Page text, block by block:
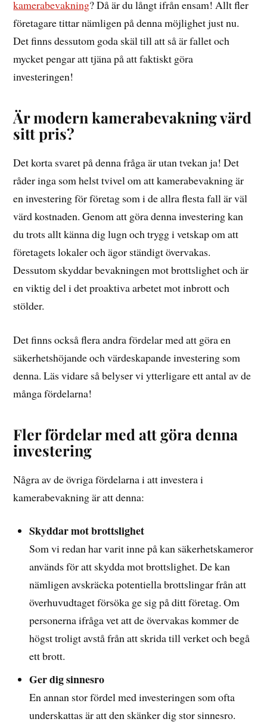
kamerabevakning? Då är du långt ifrån ensam! Allt fler
företagare tittar nämligen på denna möjlighet just nu.
Det finns dessutom goda skäl till att så är fallet och
mycket pengar att tjäna på att faktiskt göra
investeringen!
Är modern kamerabevakning värd
sitt pris?
Det korta svaret på denna fråga är utan tvekan ja! Det
råder inga som helst tvivel om att kamerabevakning är
en investering för företag som i de allra flesta fall är väl
värd kostnaden. Genom att göra denna investering kan
du trots allt känna dig lugn och trygg i vetskap om att
företagets lokaler och ägor ständigt övervakas.
Dessutom skyddar bevakningen mot brottslighet och är
en viktig del i det proaktiva arbetet mot inbrott och
stölder.
Det finns också flera andra fördelar med att göra en
säkerhetshöjande och värdeskapande investering som
denna. Läs vidare så belyser vi ytterligare ett antal av de
många fördelarna!
Fler fördelar med att göra denna
investering
Några av de övriga fördelarna i att investera i
kamerabevakning är att denna:
Skyddar mot brottslighet
Som vi redan har varit inne på kan säkerhetskameror
används för att skydda mot brottslighet. De kan
nämligen avskräcka potentiella brottslingar från att
överhuvudtaget försöka ge sig på ditt företag. Om
personerna ifråga vet att de övervakas kommer de
högst troligt avstå från att skrida till verket och begå
ett brott.
Ger dig sinnesro
En annan stor fördel med investeringen som ofta
underskattas är att den skänker dig stor sinnesro.